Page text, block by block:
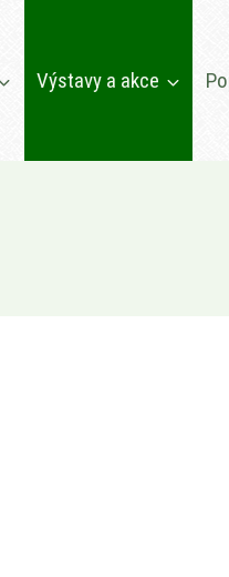
Výstavy a akce